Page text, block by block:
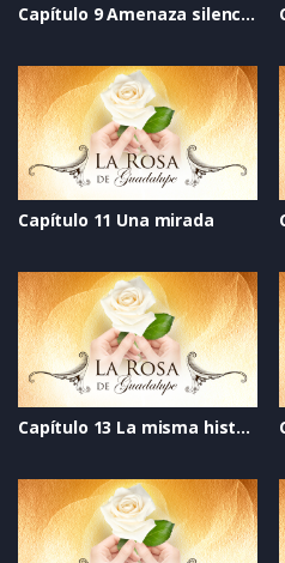
Capítulo 9 Amenaza silenciosa
Capítulo 11 Una mirada
Capítulo 13 La misma historia